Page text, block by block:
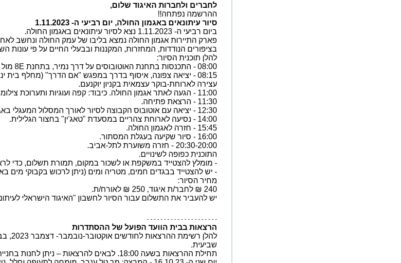
לחברים ולחברות האיגוד שלום,
ההרשמה נפתחה!!
סיור עיתונאים באגמון החולה, יום רביעי ה- 1.11.2023
ביום רביעי ה- 1.11.2023 נצא לסיור עיתונאים באגמון החולה.
פארק התיירות אגמון החולה נמצא בליבו של עמק החולה ונחשב
בציפורים הנודדות, המחזרות, המקננות ובבעלי החיים על פי
להלן תוכנית הסיור:
08:00 - התכנסות בתחנת האוטובוסים על דרך נמיר, בתחנת 8E מול תחנת הרכבת סבידור, תל-אביב.
08:15 - יציאה צפונה, איסוף בדרך במפגש "אם הדרך" (מחלף בית ינאי) ובקניון יוקנעם, לפי תיאום מראש בלבד.
עצירה לארוחת-בוקר עצמאית בקניון יוקנעם.
11:00 - הגעה לאתר אגמון החולה. כיבוד: קפה ועוגיות ותערוכת צילומי ציפורים של קק"ל.
11:30 - הרצאת פתיחה.
12:30 - יציאה עם אוטובוס הקבוצה לסיור לאורך המסלול המעגלי באגמון, בליווי מדריך.
14:00 - נסיעה לארוחת צהריים במסעדת "טאג'ין" בחצור הגלילית.
15:45 - חזרה לאגמון החולה.
16:00 - סיור שקיעה בעגלת המסתור.
20:30-20:00 - חזרה משוערת לתל-אביב.
התוכנית כפופה לשינויים.
- מומלץ להצטייד במשקפת או לשכור במקום, תמורת תשלום, כדי
- יש להצטייד בבגדים חמים, מטריה ומים (ניתן לרכוש בקבוקי מים באוטובוס
מחיר הסיור:
240 ₪ לחבר/ת איגוד, 250 ₪ לאורח/ת.
יש להעביר את התשלום עבור הסיור לחשבון "האיגוד הישראלי לעיתונות
- - - - - - - - - - - - - - - - - - - - -
הרצאות בבית הוועד הפועל של ההסתדרות
שביעית.
תחילת ההרצאות בשעה 18:00. לבאים להרצאות – ניתן לחנות בחניית הוועד הפועל החל משעה 17:30. כניסה לחניה מרח' בן שפרוט.